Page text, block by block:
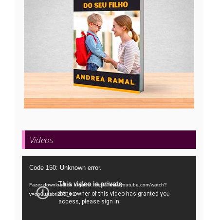
Vídeos
Tocador
vídeo
Code 150: Unknown error.
Fazer download do arquivo: https://www.youtube.com/watch?
v=oo0uAsbti28&_=1